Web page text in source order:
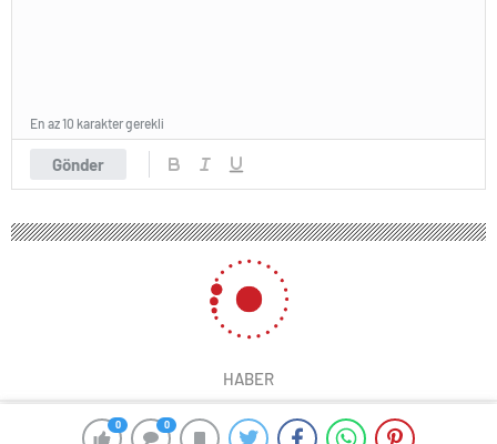
0 0
Gönder
En az 10 karakter gerekli
HABER